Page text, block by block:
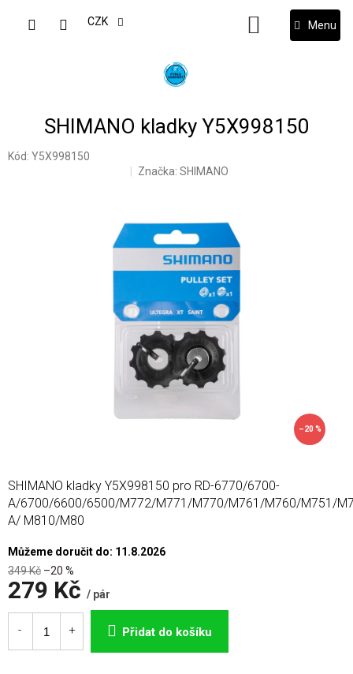
CZK
NÁKUPNÍ
KOŠÍK
SHIMANO kladky Y5X998150
Kód: Y5X998150
Značka:SHIMANO
–20 %
349 Kč –20 %
279 Kč / pár
Měrná
cena:
Můžeme doručit do: 11.8.2026
Přidat do košíku
SHIMANO kladky Y5X998150 pro RD-6770/6700-
A/6700/6600/6500/M772/M771/M770/M761/M760/M751/
A/ M810/M80